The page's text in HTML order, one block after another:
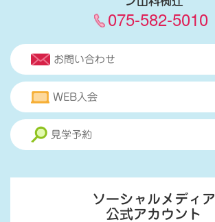
075-582-5010
お問い合わせ
WEB入会
見学予約
ソーシャルメディア
公式アカウント